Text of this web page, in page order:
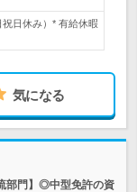
日休み）* 有給休暇
気になる
部門】◎中型免許の資